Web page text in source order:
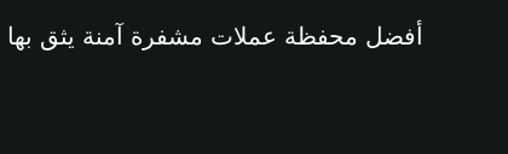
أفضل محفظة عملات مشفرة آمنة يثق بها 40 مليون مستخدم